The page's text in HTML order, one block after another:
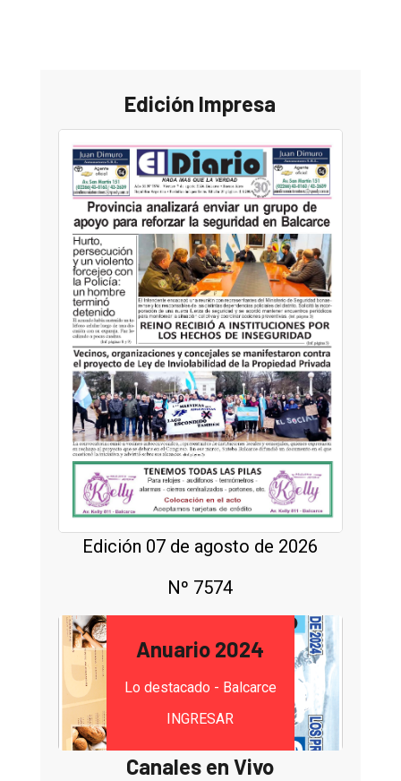
Edición Impresa
Edición 07 de agosto de 2026
Nº 7574
Anuario 2024
Lo destacado - Balcarce
INGRESAR
Canales en Vivo